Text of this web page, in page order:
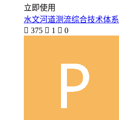
立即使用
水文河道测流综合技术体系
 375  1  0